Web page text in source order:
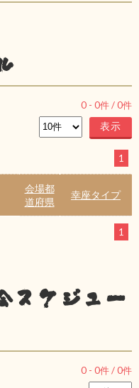
0 - 0件 /0件
1
会場都
道府県
幸座タイプ
1
スケジュー
0 - 0件 /0件